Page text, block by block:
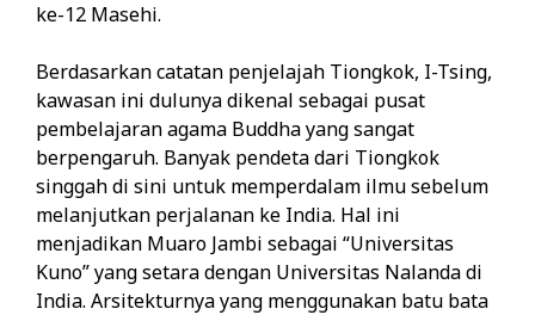
ke-12 Masehi.
Berdasarkan catatan penjelajah Tiongkok, I-Tsing,
kawasan ini dulunya dikenal sebagai pusat
pembelajaran agama Buddha yang sangat
berpengaruh. Banyak pendeta dari Tiongkok
singgah di sini untuk memperdalam ilmu sebelum
melanjutkan perjalanan ke India. Hal ini
menjadikan Muaro Jambi sebagai “Universitas
Kuno” yang setara dengan Universitas Nalanda di
India. Arsitekturnya yang menggunakan batu bata